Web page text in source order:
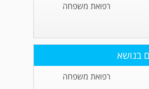
רפואת משפחה
בנושא
רפואת משפחה